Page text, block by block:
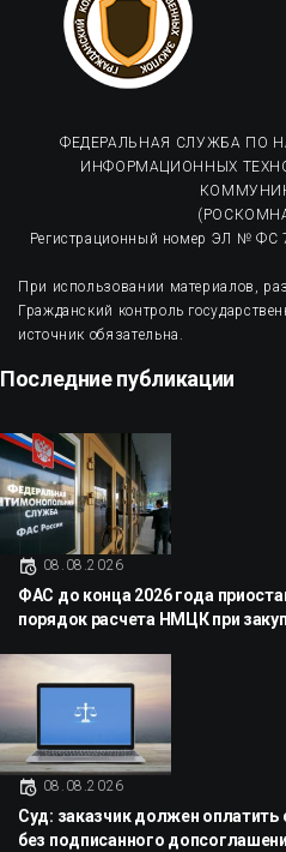
ФЕДЕРАЛЬНАЯ СЛУЖБА ПО
ИНФОРМАЦИОННЫХ
Регистрационный номер ЭЛ № ФС
При использовании материалов,
Гражданский контроль
источник обязательна.
Последние публикации
08.08.2026
ФАС до конца 2026 года
порядок расчета НМЦК при
08.08.2026
Суд: заказчик должен
без подписанного